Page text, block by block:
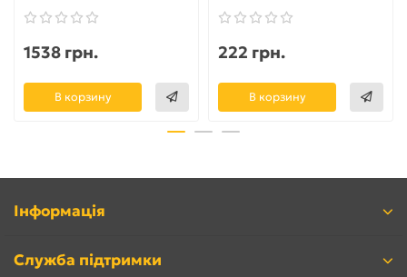
1538 грн.
В корзину
222 грн.
В корзину
Інформація
Служба підтримки